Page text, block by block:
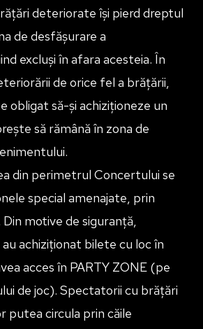
deteriorate își pierd dreptul
de desfășurare a
excluși în afara acesteia. În
de orice fel a brățării,
obligat să-și achiziționeze un
să rămână în zona de
din perimetrul Concertului se
special amenajate, prin
motive de siguranță,
achiziționat bilete cu loc în
acces în PARTY ZONE (pe
de joc). Spectatorii cu brățări
putea circula prin căile